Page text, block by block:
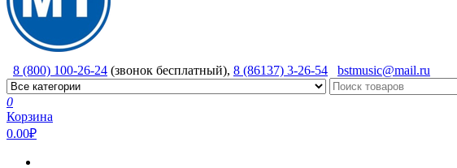
8 (800) 100-26-24 (звонок бесплатный), 8 (86137) 3-26-54 bstmusic@mail.ru
0
Корзина
0.00₽